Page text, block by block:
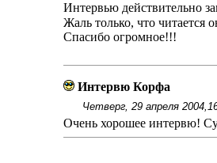
Интервью действительно
Жаль только, что читается
Спасибо огромное!!!
Интервю Корфа
Четверг, 29 апреля
Очень хорошее